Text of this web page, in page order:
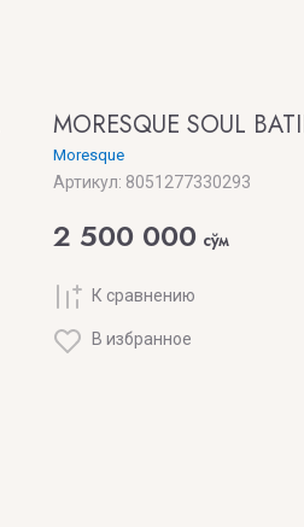
MORESQUE SOUL
Moresque
Артикул: 8051277330293
2 500 000 сўм
К сравнению
В избранное